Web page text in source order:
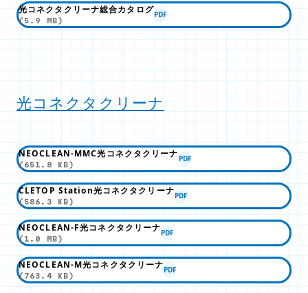
光コネクタクリーナ総合カタログ
(5.9 MB)
PDF
光コネクタクリーナ
NEOCLEAN-MMC光コネクタクリーナ
(651.8 KB)
PDF
CLETOP Station光コネクタクリーナ
(586.3 KB)
PDF
NEOCLEAN-F光コネクタクリーナ
(1.0 MB)
PDF
NEOCLEAN-M光コネクタクリーナ
(763.4 KB)
PDF